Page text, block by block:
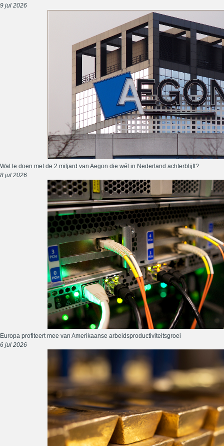
9 jul 2026
Wat te doen met de 2 miljard van Aegon die wél in Nederland achterblijft?
8 jul 2026
Europa profiteert mee van Amerikaanse arbeidsproductiviteitsgroei
6 jul 2026